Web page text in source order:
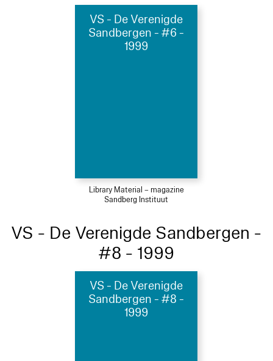
VS - De Verenigde
Sandbergen - #6 -
1999
Library Material – magazine
Sandberg Instituut
VS - De Verenigde Sandbergen -
#8 - 1999
VS - De Verenigde
Sandbergen - #8 -
1999